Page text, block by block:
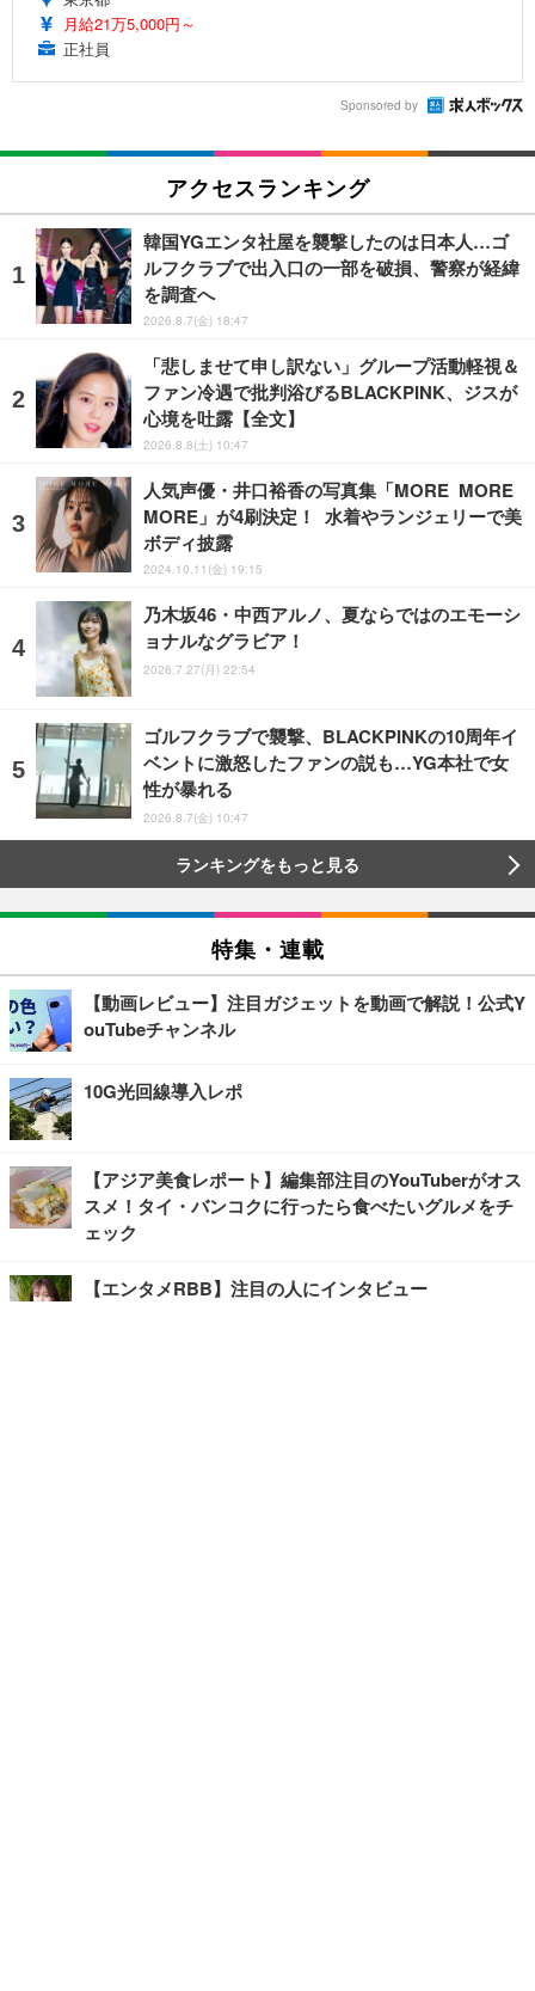
月給21万5,000円～
正社員
Sponsored by
アクセスランキング
韓国YGエンタ社屋を襲撃したのは日本人…ゴ
ルフクラブで出入口の一部を破損、警察が経緯
を調査へ
2026.8.7(金) 18:47
「悲しませて申し訳ない」グループ活動軽視＆
ファン冷遇で批判浴びるBLACKPINK、ジスが
心境を吐露【全文】
2026.8.8(土) 10:47
人気声優・井口裕香の写真集「MORE MORE
MORE」が4刷決定！ 水着やランジェリーで美
ボディ披露
2024.10.11(金) 19:15
乃木坂46・中西アルノ、夏ならではのエモーシ
ョナルなグラビア！
2026.7.27(月) 22:54
ゴルフクラブで襲撃、BLACKPINKの10周年イ
ベントに激怒したファンの説も…YG本社で女
性が暴れる
2026.8.7(金) 10:47
ランキングをもっと見る
特集・連載
【動画レビュー】注目ガジェットを動画で解説！公式Y
ouTubeチャンネル
10G光回線導入レポ
【アジア美食レポート】編集部注目のYouTuberがオス
スメ！タイ・バンコクに行ったら食べたいグルメをチ
ェック
【エンタメRBB】注目の人にインタビュー